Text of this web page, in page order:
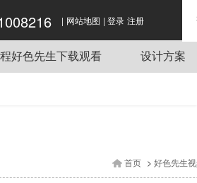
,好色先生APP下载,好色先
生下载观看
| 网站地图 | 登录 注册
好色先生下载观看 设计方案
首页 > 好色先生